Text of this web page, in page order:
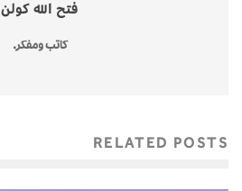
فتح الله كولن
كاتب ومفكر.
RELATED POSTS